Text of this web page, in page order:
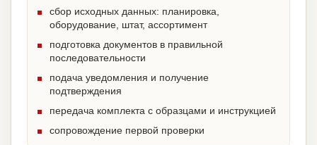
сбор исходных данных: планировка,
оборудование, штат, ассортимент
подготовка документов в правильной
последовательности
подача уведомления и получение
подтверждения
передача комплекта с образцами и инструкцией
сопровождение первой проверки